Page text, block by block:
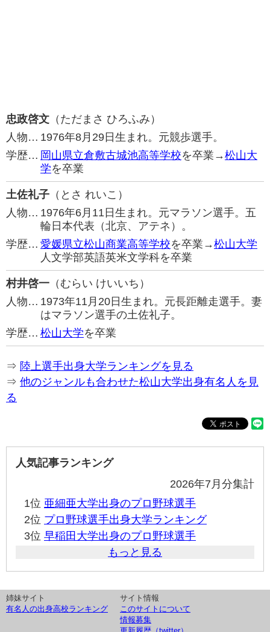
忠政啓文 （ただまさ ひろふみ）
人物… 1976年8月29日生まれ。元競歩選手。
学歴… 岡山県立倉敷古城池高等学校を卒業→松山大
学を卒業
土佐礼子 （とさ れいこ）
人物… 1976年6月11日生まれ。元マラソン選手。五
輪日本代表（北京、アテネ）。
学歴… 愛媛県立松山商業高等学校を卒業→松山大学
人文学部英語英米文学科を卒業
村井啓一 （むらい けいいち）
人物… 1973年11月20日生まれ。元長距離走選手。妻
はマラソン選手の土佐礼子。
学歴… 松山大学を卒業
⇒ 陸上選手出身大学ランキングを見る
⇒ 他のジャンルも合わせた松山大学出身有名人を見
る
人気記事ランキング
2026年7月分集計
1位 亜細亜大学出身のプロ野球選手
2位 プロ野球選手出身大学ランキング
3位 早稲田大学出身のプロ野球選手
もっと見る
姉妹サイト
有名人の出身高校ランキング
サイト情報
このサイトについて
情報募集